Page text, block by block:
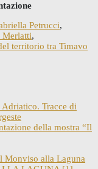
Petrucci,
Merlatti,
territorio tra Timavo
Tracce di
della mostra “Il
Monviso alla Laguna